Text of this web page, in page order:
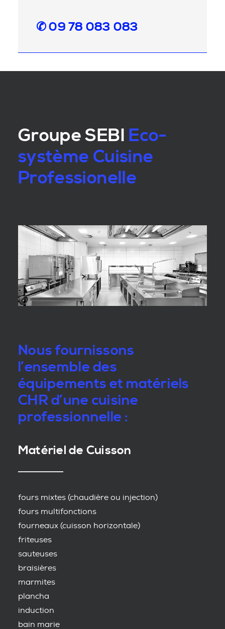
✆ 09 78 083 083
Groupe SEBI Eco-
système Cuisine
Professionelle
Nous fournissons
l’ensemble des
équipements et matériels
CHR d’une cuisine
professionnelle :
Matériel de Cuisson
fours mixtes (chaudière ou injection)
fours multifonctions
fourneaux (cuisson horizontale)
friteuses
sauteuses
braisières
marmites
plancha
induction
bain marie